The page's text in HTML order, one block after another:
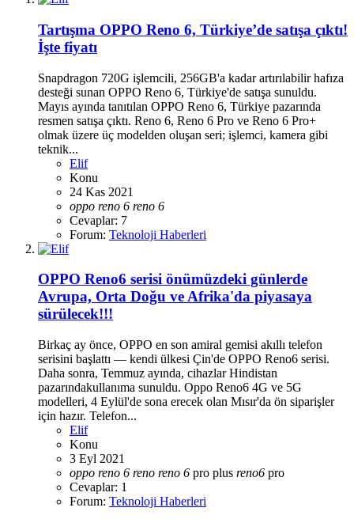
Tartışma OPPO Reno 6, Türkiye’de satışa çıktı!
İşte fiyatı
Snapdragon 720G işlemcili, 256GB'a kadar artırılabilir hafıza
desteği sunan OPPO Reno 6, Türkiye'de satışa sunuldu.
Mayıs ayında tanıtılan OPPO Reno 6, Türkiye pazarında
resmen satışa çıktı. Reno 6, Reno 6 Pro ve Reno 6 Pro+
olmak üzere üç modelden oluşan seri; işlemci, kamera gibi
teknik...
Elif
Konu
24 Kas 2021
oppo reno 6 reno 6
Cevaplar: 7
Forum: Teknoloji Haberleri
OPPO Reno6 serisi önümüzdeki günlerde
Avrupa, Orta Doğu ve Afrika'da piyasaya
sürülecek!!!
Birkaç ay önce, OPPO en son amiral gemisi akıllı telefon
serisini başlattı — kendi ülkesi Çin'de OPPO Reno6 serisi.
Daha sonra, Temmuz ayında, cihazlar Hindistan
pazarındakullanıma sunuldu. Oppo Reno6 4G ve 5G
modelleri, 4 Eylül'de sona erecek olan Mısır'da ön siparişler
için hazır. Telefon...
Elif
Konu
3 Eyl 2021
oppo reno 6 reno reno 6 pro plus reno6 pro
Cevaplar: 1
Forum: Teknoloji Haberleri